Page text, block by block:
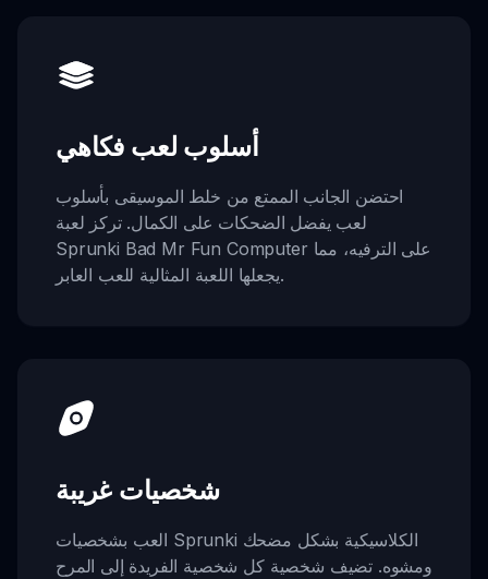
أسلوب لعب فكاهي
احتضن الجانب الممتع من خلط الموسيقى بأسلوب
لعب يفضل الضحكات على الكمال. تركز لعبة
Sprunki Bad Mr Fun Computer على الترفيه، مما
يجعلها اللعبة المثالية للعب العابر.
شخصيات غريبة
العب بشخصيات Sprunki الكلاسيكية بشكل مضحك
ومشوه. تضيف شخصية كل شخصية الفريدة إلى المرح